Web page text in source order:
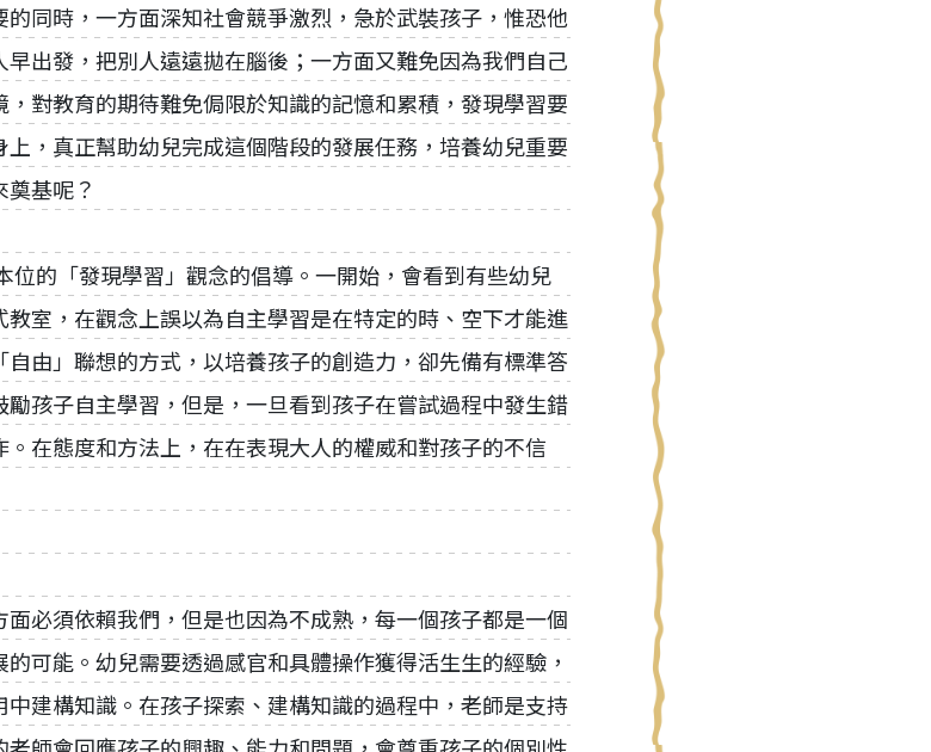
同時，一方面深知社會競爭激烈，急於武裝孩子，惟恐他
出發，把別人遠遠拋在腦後；一方面又難免因為我們自己
對教育的期待難免侷限於知識的記憶和累積，發現學習要
，真正幫助幼兒完成這個階段的發展任務，培養幼兒重要
基呢？
位的「發現學習」觀念的倡導。一開始，會看到有些幼兒
室，在觀念上誤以為自主學習是在特定的時、空下才能進
由」聯想的方式，以培養孩子的創造力，卻先備有標準答
孩子自主學習，但是，一旦看到孩子在嘗試過程中發生錯
在態度和方法上，在在表現大人的權威和對孩子的不信
必須依賴我們，但是也因為不成熟，每一個孩子都是一個
可能。幼兒需要透過感官和具體操作獲得活生生的經驗，
建構知識。在孩子探索、建構知識的過程中，老師是支持